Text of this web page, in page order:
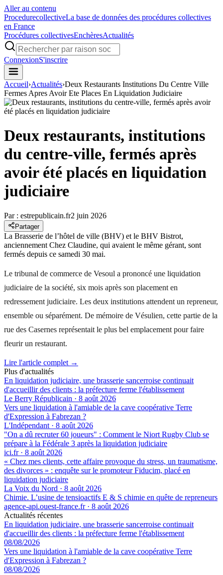
Aller au contenu
ProcedurecollectiveLa base de données des procédures collectives
en France
Procédures collectivesEnchèresActualités
ConnexionS'inscrire
Accueil›Actualités›Deux Restaurants Institutions Du Centre Ville
Fermes Apres Avoir Ete Places En Liquidation Judiciaire
Deux restaurants, institutions
du centre-ville, fermés après
avoir été placés en liquidation
judiciaire
Par : estrepublicain.fr2 juin 2026
Partager
La Brasserie de l’hôtel de ville (BHV) et le BHV Bistrot,
anciennement Chez Claudine, qui avaient le même gérant, sont
fermés depuis ce samedi 30 mai.
Le tribunal de commerce de Vesoul a prononcé une liquidation
judiciaire de la société, six mois après son placement en
redressement judiciaire. Les deux institutions attendent un repreneur,
ensemble ou séparément. De mémoire de Vésulien, cette partie de la
rue des Casernes représentait le plus bel emplacement pour faire
fleurir un restaurant.
Lire l'article complet →
Plus d'actualités
En liquidation judiciaire, une brasserie sancerroise continuait
d'accueillir des clients : la préfecture ferme l'établissement
Le Berry Républicain · 8 août 2026
Vers une liquidation à l'amiable de la cave coopérative Terre
d'Expression à Fabrezan ?
L'Indépendant · 8 août 2026
"On a dû recruter 60 joueurs" : Comment le Niort Rugby Club se
prépare à la Fédérale 3 après la liquidation judiciaire
ici.fr· 8 août 2026
« Chez mes clients, cette affaire provoque du stress, un traumatisme,
des divorces » : enquête sur le promoteur Fiducim, placé en
liquidation judiciaire
La Voix du Nord · 8 août 2026
Chimie. L’usine de tensioactifs E & S chimie en quête de repreneurs
agence-api.ouest-france.fr· 8 août 2026
Actualités récentes
En liquidation judiciaire, une brasserie sancerroise continuait
d'accueillir des clients : la préfecture ferme l'établissement
08/08/2026
Vers une liquidation à l'amiable de la cave coopérative Terre
d'Expression à Fabrezan ?
08/08/2026